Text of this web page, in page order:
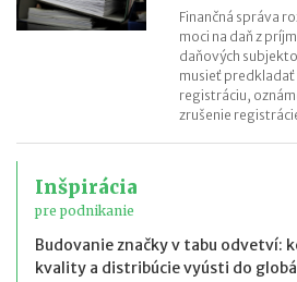
Finančná správa
moci na daň z
daňových
musieť
registráciu,
zrušenie
Inšpirácia
pre podnikanie
Budovanie značky v tabu odvetví:
kvality a distribúcie vyústi do